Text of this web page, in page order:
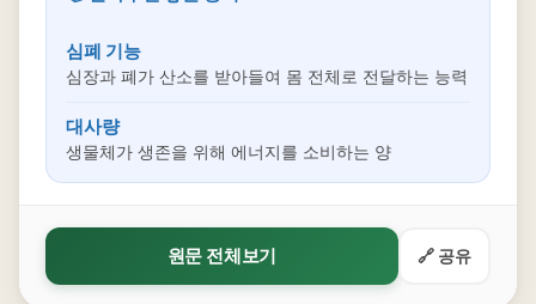
심폐 기능
심장과 폐가 산소를 받아들여 몸 전체로 전달하는 능력
대사량
생물체가 생존을 위해 에너지를 소비하는 양
원문 전체보기 🔗 공유